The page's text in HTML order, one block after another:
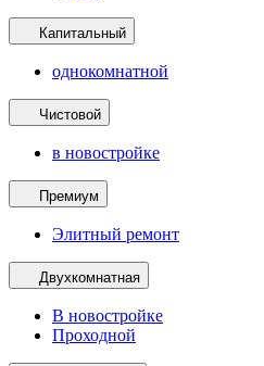
Капитальный
однокомнатной
Чистовой
в новостройке
Премиум
Элитный ремонт
Двухкомнатная
В новостройке
Проходной